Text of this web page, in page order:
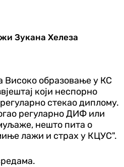
Зукана Хелеза
Високо образовање у КС
који неспорно
стекао диплому.
регуларно ДИФ или
нешто пита о
лажи и страх у КЦУС".